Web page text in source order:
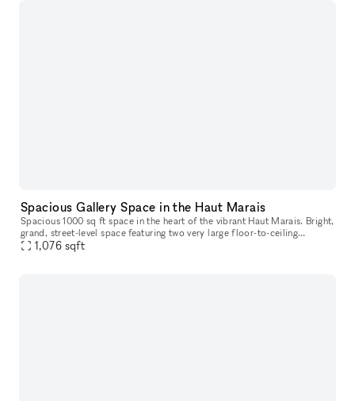
Spacious Gallery Space in the Haut Marais
Spacious 1000 sq ft space in the heart of the vibrant Haut Marais. Bright,
grand, street-level space featuring two very large floor-to-ceiling
windows that open directly onto the street, offering str
1,076 sqft